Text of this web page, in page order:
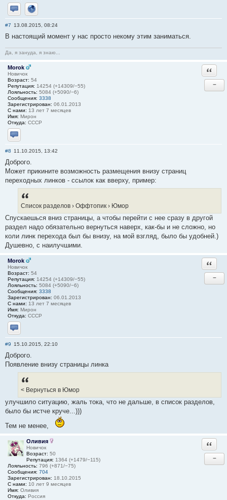
Отправить личное сообщение
Сайт
#7 13.08.2015, 08:24
В настоящий момент у нас просто некому этим заниматься.
Да, я зануда, я знаю...
Morok
Новичок
Возраст: 54
Репутация: 14254 (+14309/−55)
Лояльность: 5084 (+5090/−6)
Сообщения: 3338
Зарегистрирован: 06.01.2013
С нами: 13 лет 7 месяцев
Имя: Мирон
Откуда: СССР
Отправить личное сообщение
−
#8 11.10.2015, 13:42
Доброго.
Может прикините возможность размещения внизу страниц
переходных линков - ссылок как вверху, пример:
Список разделов › Оффтопик › Юмор
Спускаешься вниз страницы, а чтобы перейти с нее сразу в другой
раздел надо обязательно вернуться наверх, как-бы и не сложно, но
коли линк перехода был бы внизу, на мой взгляд, было бы удобней.)
Душевно, с наилучшими.
Morok
Новичок
Возраст: 54
Репутация: 14254 (+14309/−55)
Лояльность: 5084 (+5090/−6)
Сообщения: 3338
Зарегистрирован: 06.01.2013
С нами: 13 лет 7 месяцев
Имя: Мирон
Откуда: СССР
Отправить личное сообщение
−
#9 15.10.2015, 22:10
Доброго.
Появление внизу страницы линка
< Вернуться в Юмор
улучшило ситуацию, жаль тока, что не дальше, в список разделов,
было бы истче круче...)))
Тем не менее,
Оливия
Новичок
Возраст: 50
Репутация: 1364 (+1479/−115)
Лояльность: 796 (+871/−75)
Сообщения: 704
Зарегистрирован: 18.10.2015
С нами: 10 лет 9 месяцев
Имя: Оливия
Откуда: Россия
−